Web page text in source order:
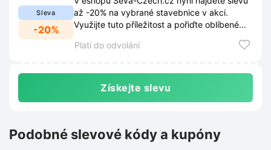
Sleva
-20%
až -20% na vybrané stavebnice v akci.
Využijte tuto příležitost a pořiďte oblíbené
Platí do odvolání
Získejte slevu
Podobné slevové kódy a kupóny